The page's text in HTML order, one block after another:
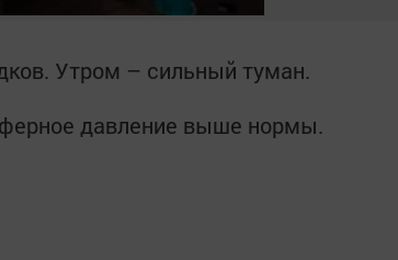
Утром – сильный туман.
давление выше нормы.